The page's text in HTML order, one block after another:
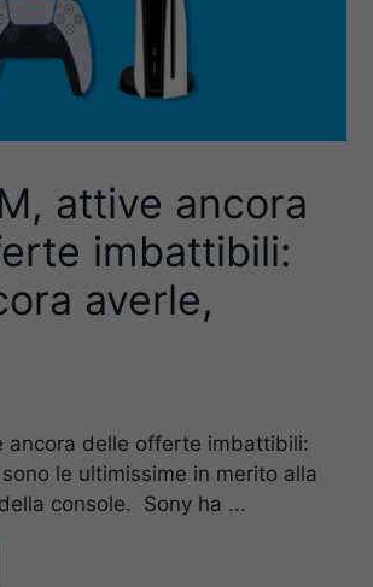
attive ancora
imbattibili:
averle,
ancora delle offerte imbattibili:
le ultimissime in merito alla
console. Sony ha ...